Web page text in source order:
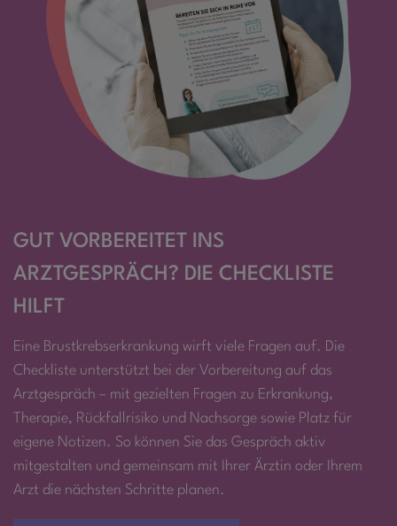
GUT VORBEREITET INS
ARZTGESPRÄCH? DIE CHECKLISTE
HILFT
Eine Brustkrebserkrankung wirft viele Fragen auf. Die
Checkliste unterstützt bei der Vorbereitung auf das
Arztgespräch – mit gezielten Fragen zu Erkrankung,
Therapie, Rückfallrisiko und Nachsorge sowie Platz für
eigene Notizen. So können Sie das Gespräch aktiv
mitgestalten und gemeinsam mit Ihrer Ärztin oder Ihrem
Arzt die nächsten Schritte planen.